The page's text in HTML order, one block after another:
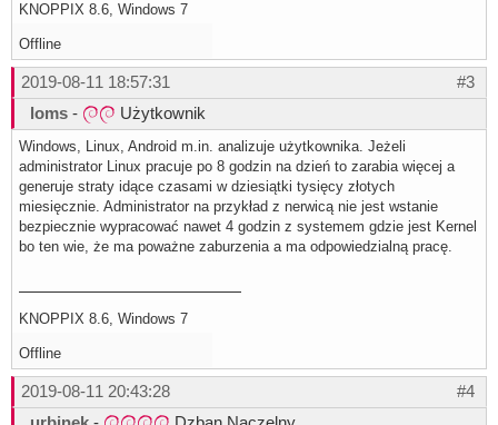
KNOPPIX 8.6, Windows 7
Offline
#3
2019-08-11 18:57:31
loms - Użytkownik
Windows, Linux, Android m.in. analizuje użytkownika. Jeżeli
administrator Linux pracuje po 8 godzin na dzień to zarabia więcej a
generuje straty idące czasami w dziesiątki tysięcy złotych
miesięcznie. Administrator na przykład z nerwicą nie jest wstanie
bezpiecznie wypracować nawet 4 godzin z systemem gdzie jest Kernel
bo ten wie, że ma poważne zaburzenia a ma odpowiedzialną pracę.
KNOPPIX 8.6, Windows 7
Offline
#4
2019-08-11 20:43:28